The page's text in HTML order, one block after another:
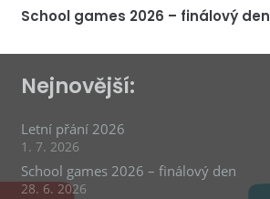
School games 2026 – finálový den
Nejnovější:
Letní přání 2026
1. 7. 2026
School games 2026 – finálový den
28. 6. 2026